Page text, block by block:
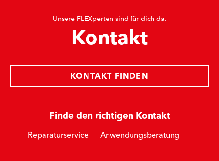
Unsere FLEXperten sind für dich da.
Kontakt
Finde den richtigen Kontakt
Reparaturservice Anwendungsberatung
KONTAKT FINDEN